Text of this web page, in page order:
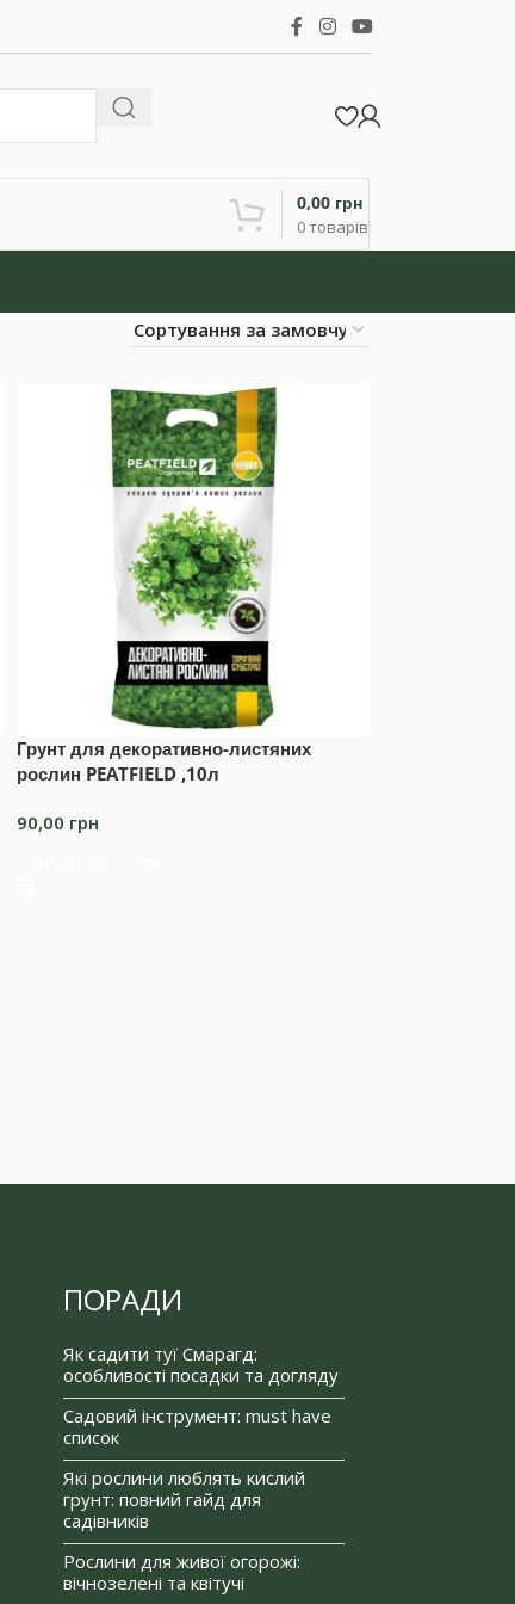
0товарів
0,00 грн
Грунт для декоративно-листяних
рослин PEATFIELD ,10л
90,00 грн
ПОРАДИ
Як садити туї Смарагд:
особливості посадки та догляду
Садовий інструмент: must have
список
Які рослини люблять кислий
грунт: повний гайд для
садівників
Рослини для живої огорожі:
вічнозелені та квітучі